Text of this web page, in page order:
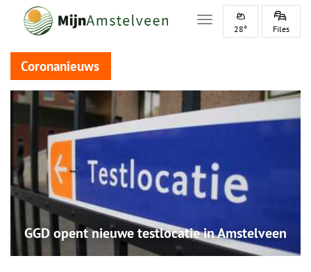
Toggle navigation
28° Files
Coronanieuws
GGD opent nieuwe testlocatie in Amstelveen